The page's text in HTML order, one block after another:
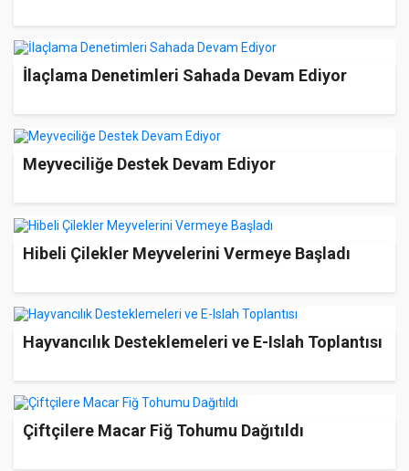
İlaçlama Denetimleri Sahada Devam Ediyor
Meyveciliğe Destek Devam Ediyor
Hibeli Çilekler Meyvelerini Vermeye Başladı
Hayvancılık Desteklemeleri ve E-Islah Toplantısı
Çiftçilere Macar Fiğ Tohumu Dağıtıldı